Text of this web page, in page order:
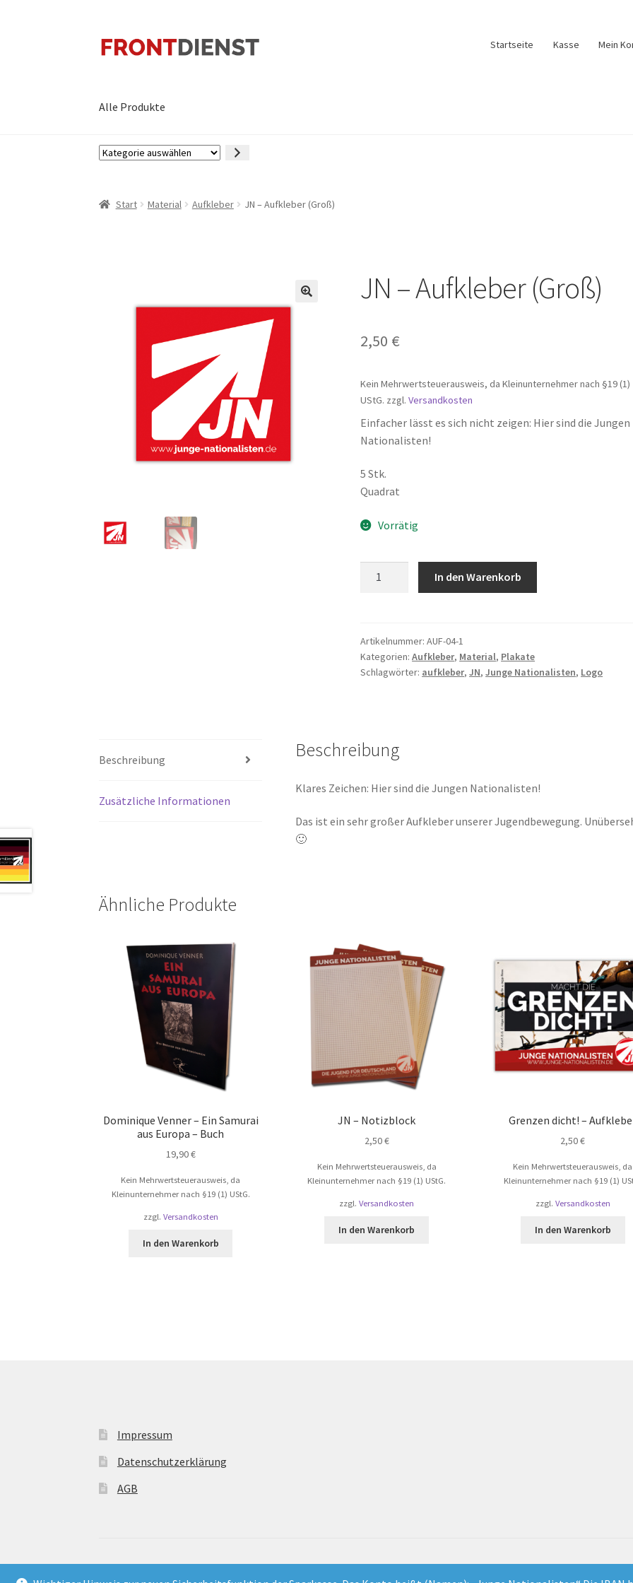
Zur
Navigation
Zum
Inhalt
Startseite Kasse Mein
Alle Produkte
Kategorie
Start Material Aufkleber JN – Aufkleber (Groß)
JN – Aufkleber (Groß)
2,50 €
Kein Mehrwertsteuerausweis, da Kleinunternehmer nach §19 (1)
UStG. zzgl.Versandkosten
Einfacher lässt es sich nicht zeigen: Hier sind die Jungen
Nationalisten!
5 Stk.
Quadrat
Vorrätig
Menge
In den Warenkorb
Artikelnummer:AUF-04-1
Kategorien:Aufkleber, Material, Plakate
Schlagwörter: aufkleber,JN,Junge Nationalisten, Logo
Beschreibung
Zusätzliche Informationen
Beschreibung
Klares Zeichen: Hier sind die Jungen Nationalisten!
Das ist ein sehr großer Aufkleber unserer Jugendbewegung.
🙂
Ähnliche Produkte
Dominique Venner – Ein Samurai
aus Europa – Buch
19,90€
Kein Mehrwertsteuerausweis, da
Kleinunternehmer nach §19 (1) UStG.
zzgl. Versandkosten
In den Warenkorb
JN – Notizblock
2,50€
Kein Mehrwertsteuerausweis, da
Kleinunternehmer nach §19 (1) UStG.
zzgl.Versandkosten
In den Warenkorb
Grenzen dicht! –
2,50€
Kein Mehrwertsteuerausweis, da
Kleinunternehmer nach §19 (1)
zzgl. Versandkosten
In den Warenkorb
Impressum
Datenschutzerklärung
AGB
© 2021 Frontdienst - Material für Aktivisten